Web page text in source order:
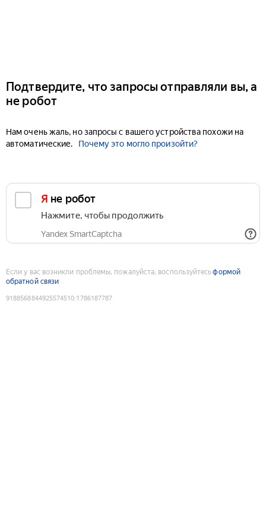
Подтвердите, что запросы отправляли вы, а
не робот
Нам очень жаль, но запросы с вашего устройства похожи на
автоматические.
Почему это могло произойти?
Я не робот
Нажмите, чтобы продолжить
Yandex SmartCaptcha
Если у вас возникли проблемы, пожалуйста, воспользуйтесьформой
обратной связи
9188568844925574510:1786187787